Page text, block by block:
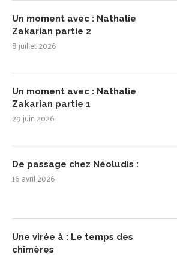
Un moment avec : Nathalie
Zakarian partie 2
8 juillet 2026
Un moment avec : Nathalie
Zakarian partie 1
29 juin 2026
De passage chez Néoludis :
16 avril 2026
Une virée à : Le temps des
chimères